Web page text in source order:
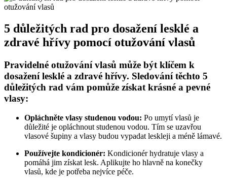
5 důležitých rad pro dosažení lesklé a
zdravé hřívy pomocí otužování vlasů
Pravidelné otužování vlasů může být klíčem k
dosažení lesklé a zdravé hřívy. Sledování těchto 5
důležitých rad vám pomůže získat krásné a pevné
vlasy:
Opláchněte vlasy studenou vodou: Po umytí vlasů je
důležité je opláchnout studenou vodou. Tím se uzavřou
vlasové šupiny a vlasy budou vypadat leskleji a méně lámavé.
Používejte kondicionér: Kondicionér hydratuje vlasy a
pomáhá jim získat lesk. Aplikujte ho hlavně na konečky
vlasů, kde je potřeba nejvíce péče.